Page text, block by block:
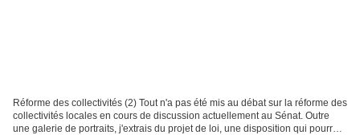
Réforme des collectivités (2) Tout n'a pas été mis au débat sur la réforme des
collectivités locales en cours de discussion actuellement au Sénat. Outre
une galerie de portraits, j'extrais du projet de loi, une disposition qui pourrait